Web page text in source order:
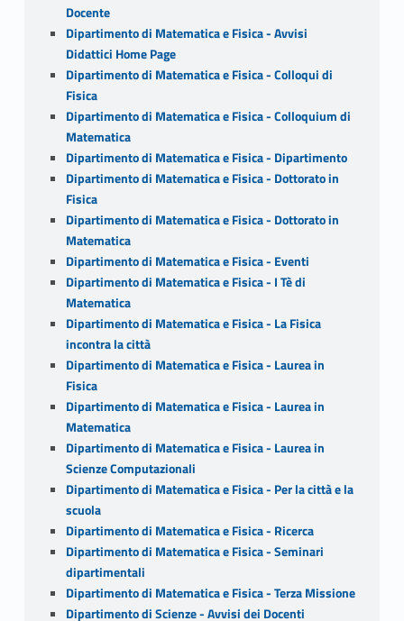
Docente
Dipartimento di Matematica e Fisica - Avvisi
Didattici Home Page
Dipartimento di Matematica e Fisica - Colloqui di
Fisica
Dipartimento di Matematica e Fisica - Colloquium di
Matematica
Dipartimento di Matematica e Fisica - Dipartimento
Dipartimento di Matematica e Fisica - Dottorato in
Fisica
Dipartimento di Matematica e Fisica - Dottorato in
Matematica
Dipartimento di Matematica e Fisica - Eventi
Dipartimento di Matematica e Fisica - I Tè di
Matematica
Dipartimento di Matematica e Fisica - La Fisica
incontra la città
Dipartimento di Matematica e Fisica - Laurea in
Fisica
Dipartimento di Matematica e Fisica - Laurea in
Matematica
Dipartimento di Matematica e Fisica - Laurea in
Scienze Computazionali
Dipartimento di Matematica e Fisica - Per la città e la
scuola
Dipartimento di Matematica e Fisica - Ricerca
Dipartimento di Matematica e Fisica - Seminari
dipartimentali
Dipartimento di Matematica e Fisica - Terza Missione
Dipartimento di Scienze - Avvisi dei Docenti